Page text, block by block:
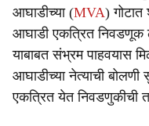
आघाडीच्या (MVA) गोटात
आघाडी एकत्रित निवडणूक
याबाबत संभ्रम पाहवयास
आघाडीच्या नेत्याची
एकत्रित येत निवडणुकीची